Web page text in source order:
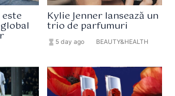
Kylie Jenner lansează un
trio de parfumuri
hourglass_full 5 day ago BEAUTY&HEALTH